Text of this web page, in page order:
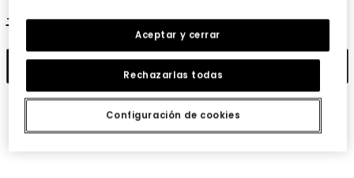
15,95 € 7,95 € 6,35 €
Afegir
Configuración de cookies
Rechazarlas todas
Aceptar y cerrar